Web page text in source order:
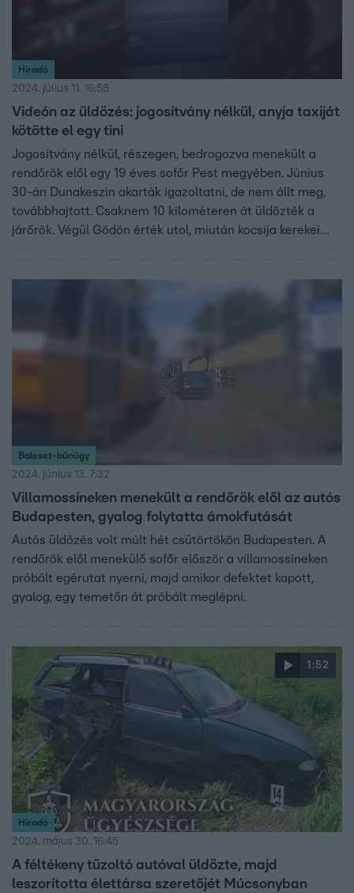
Híradó
2024. július 11. 16:58
Videón az üldözés: jogosítvány nélkül, anyja taxiját
kötötte el egy tini
Jogosítvány nélkül, részegen, bedrogozva menekült a
rendőrök elől egy 19 éves sofőr Pest megyében. Június
30-án Dunakeszin akarták igazoltatni, de nem állt meg,
továbbhajtott. Csaknem 10 kilométeren át üldözték a
járőrök. Végül Gödön érték utol, miután kocsija kerekei
mielőtt kocsiba ült. Ittas és bódult vezetés miatt
Baleset-bűnügy
2024. június 13. 7:32
Villamossíneken menekült a rendőrök elől az autós
Budapesten, gyalog folytatta ámokfutását
Autós üldözés volt múlt hét csütörtökön Budapesten. A
rendőrök elől menekülő sofőr először a villamossíneken
próbált egérutat nyerni, majd amikor defektet kapott,
gyalog, egy temetőn át próbált meglépni.
1:52
Híradó
2024. május 30. 16:45
A féltékeny tűzoltó autóval üldözte, majd
leszorította élettársa szeretőjét Múcsonyban